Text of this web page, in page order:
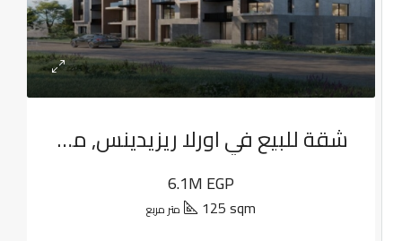
شقة للبيع في اورلا ريزيدينس, مدينة القاهرة الجديدة
6.1M EGP
125 sqm متر مربع